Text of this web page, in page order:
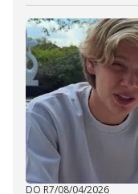
DO R7/08/04/2026